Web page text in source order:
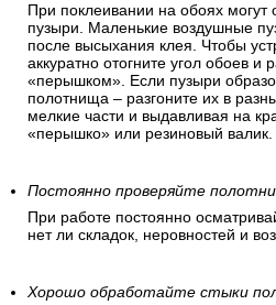
При поклеивании на обоях могут
пузыри. Маленькие воздушные
после высыхания клея. Чтобы
аккуратно отогните угол обоев и
«перышком». Если пузыри
полотнища – разгоните их в
мелкие части и выдавливая на
«перышко» или резиновый валик.
Постоянно проверяйте
При работе постоянно
нет ли складок, неровностей и
Хорошо обработайте стыки